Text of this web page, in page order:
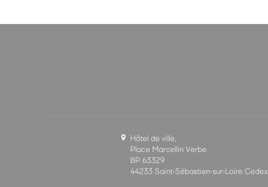
Hôtel de ville,
Place Marcellin Verbe
BP 63329
44233 Saint-Sébastien-sur-Loire Cedex